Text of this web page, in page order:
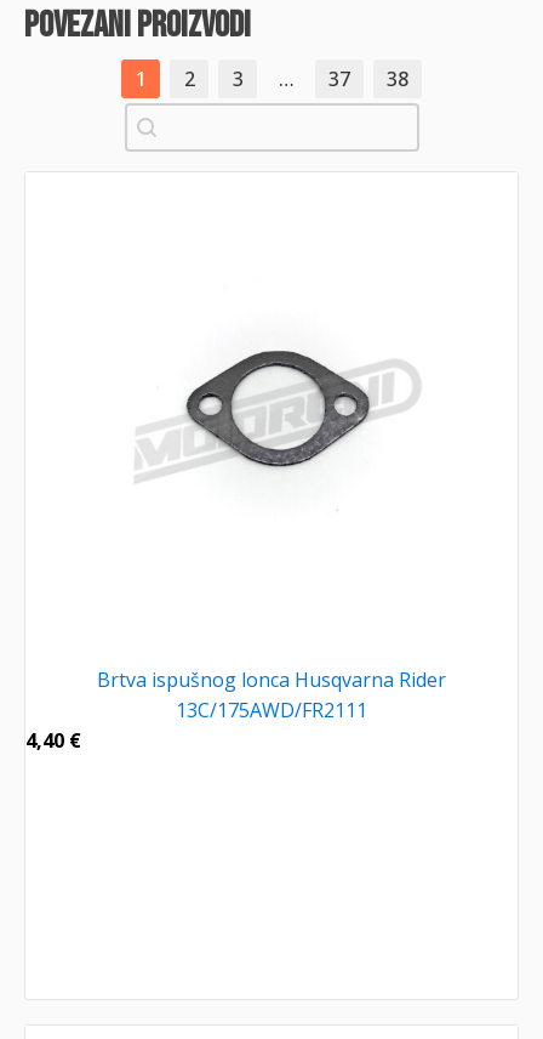
povezani proizvodi
1 2 3 … 37
38
Pretraži
Brtva ispušnog lonca Husqvarna Rider
13C/175AWD/FR2111
4,40 €